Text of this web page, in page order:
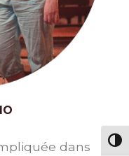
dans